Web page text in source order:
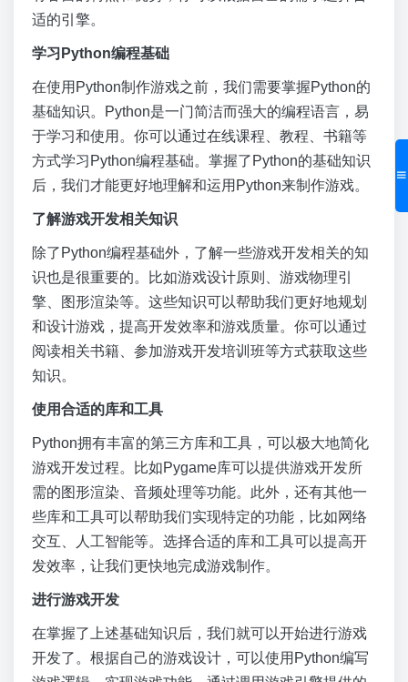
适的引擎。
学习Python编程基础
在使用Python制作游戏之前，我们需要掌握Python的
基础知识。Python是一门简洁而强大的编程语言，易
于学习和使用。你可以通过在线课程、教程、书籍等
方式学习Python编程基础。掌握了Python的基础知识
后，我们才能更好地理解和运用Python来制作游戏。
了解游戏开发相关知识
除了Python编程基础外，了解一些游戏开发相关的知
识也是很重要的。比如游戏设计原则、游戏物理引
擎、图形渲染等。这些知识可以帮助我们更好地规划
和设计游戏，提高开发效率和游戏质量。你可以通过
阅读相关书籍、参加游戏开发培训班等方式获取这些
知识。
使用合适的库和工具
Python拥有丰富的第三方库和工具，可以极大地简化
游戏开发过程。比如Pygame库可以提供游戏开发所
需的图形渲染、音频处理等功能。此外，还有其他一
些库和工具可以帮助我们实现特定的功能，比如网络
交互、人工智能等。选择合适的库和工具可以提高开
发效率，让我们更快地完成游戏制作。
进行游戏开发
在掌握了上述基础知识后，我们就可以开始进行游戏
开发了。根据自己的游戏设计，可以使用Python编写